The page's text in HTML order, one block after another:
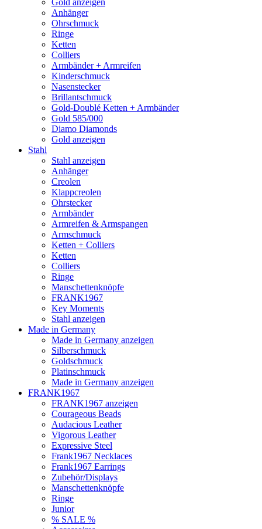
Gold anzeigen
Anhänger
Ohrschmuck
Ringe
Ketten
Colliers
Armbänder + Armreifen
Kinderschmuck
Nasenstecker
Brillantschmuck
Gold-Doublé Ketten + Armbänder
Gold 585/000
Diamo Diamonds
Gold anzeigen
Stahl
Stahl anzeigen
Anhänger
Creolen
Klappcreolen
Ohrstecker
Armbänder
Armreifen & Armspangen
Armschmuck
Ketten + Colliers
Ketten
Colliers
Ringe
Manschettenknöpfe
FRANK1967
Key Moments
Stahl anzeigen
Made in Germany
Made in Germany anzeigen
Silberschmuck
Goldschmuck
Platinschmuck
Made in Germany anzeigen
FRANK1967
FRANK1967 anzeigen
Courageous Beads
Audacious Leather
Vigorous Leather
Expressive Steel
Frank1967 Necklaces
Frank1967 Earrings
Zubehör/Displays
Manschettenknöpfe
Ringe
Junior
% SALE %